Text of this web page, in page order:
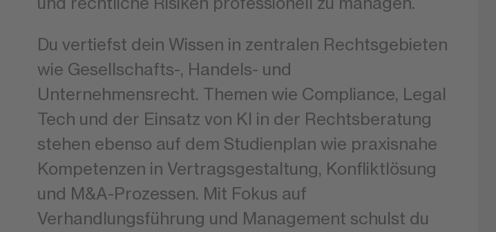
Du vertiefst dein Wissen in zentralen Rechtsgebieten
wie Gesellschafts-, Handels- und
Unternehmensrecht. Themen wie Compliance, Legal
Tech und der Einsatz von KI in der Rechtsberatung
stehen ebenso auf dem Studienplan wie praxisnahe
Kompetenzen in Vertragsgestaltung, Konfliktlösung
und M&A-Prozessen. Mit Fokus auf
Verhandlungsführung und Management schulst du